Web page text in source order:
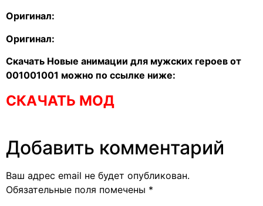
Оригинал:
Оригинал:
Скачать Новые анимации для мужских героев от
001001001 можно по ссылке ниже:
СКАЧАТЬ МОД
Добавить комментарий
Ваш адрес email не будет опубликован.
Обязательные поля помечены *